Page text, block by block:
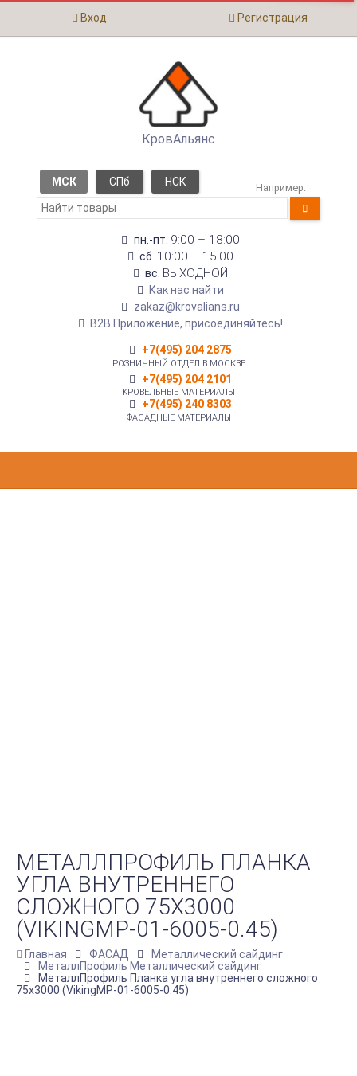
Вход Регистрация
КровАльянс
МСК СПб НСК Например:
пн.-пт. 9:00 – 18:00
сб. 10:00 – 15:00
вс. ВЫХОДНОЙ
Как нас найти
zakaz@krovalians.ru
B2B Приложение, присоединяйтесь!
+7(495) 204 2875
РОЗНИЧНЫЙ ОТДЕЛ В МОСКВЕ
+7(495) 204 2101
КРОВЕЛЬНЫЕ МАТЕРИАЛЫ
+7(495) 240 8303
ФАСАДНЫЕ МАТЕРИАЛЫ
МЕТАЛЛПРОФИЛЬ ПЛАНКА
УГЛА ВНУТРЕННЕГО
СЛОЖНОГО 75Х3000
(VIKINGMP-01-6005-0.45)
Главная ФАСАД
Металлический сайдинг
МеталлПрофиль Металлический сайдинг
МеталлПрофиль Планка угла внутреннего сложного
75х3000 (VikingMP-01-6005-0.45)